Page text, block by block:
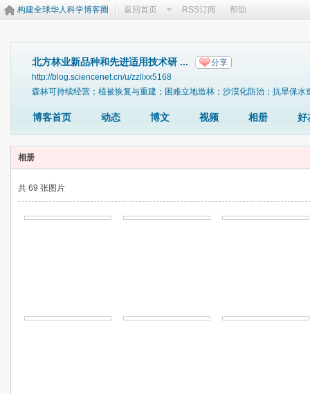
构建全球华人科学博客圈 返回首页 RSS订阅 帮助
北方林业新品种和先进适用技术研 ... 分享
http://blog.sciencenet.cn/u/zzllxx5168
森林可持续经营；植被恢复与重建；困难立地造林；沙漠化防治；抗旱保
博客首页 动态 博文 视频 相册 好
相册
共 69 张图片